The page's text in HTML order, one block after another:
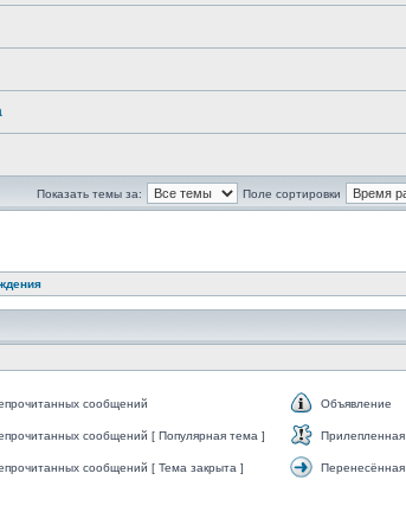
Показать темы за: Поле сортировки
сообщений Объявление
сообщений [ Популярная тема ] Прилепленная
сообщений [ Тема закрыта ] Перенесённая